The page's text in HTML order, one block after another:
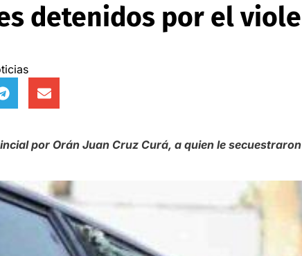
detenidos por el
por Orán Juan Cruz Curá, a quien le